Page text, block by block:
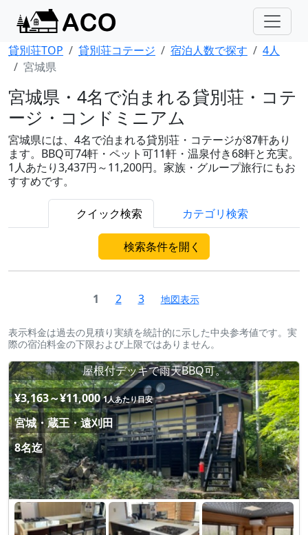
貸別荘TOP 貸別荘コテージ 宿泊人数で探す
4人
宮城県
宮城県・4名で泊まれる貸別荘・コテ
ージ・コンドミニアム
宮城県には、4名で泊まれる貸別荘・コテージが87軒あり
ます。BBQ可74軒・ペット可11軒・温泉付き68軒と充実。
1人あたり3,437円～11,200円。家族・グループ旅行にもお
すすめです。
クイック検索 カテゴリ検索
検索条件を開く
1 2 3 地図表示
表示料金は過去の見積り実績を統計的に示した中央参考値です。実
際の宿泊料金の下限および上限ではありません。
屋根付デッキで雨天BBQ可。
¥3,163～¥11,000 1人あたり目安
宮城・蔵王・遠刈田
8名迄